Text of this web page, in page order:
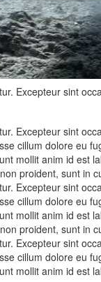
Excepteur sint
Excepteur sint
cillum dolore eu
mollit anim id est
proident, sunt in
Excepteur sint
cillum dolore eu
mollit anim id est
proident, sunt in
Excepteur sint
cillum dolore eu
mollit anim id est